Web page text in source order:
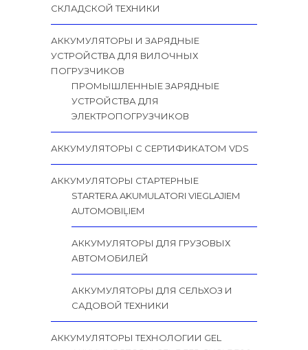
СКЛАДСКОЙ ТЕХНИКИ
АККУМУЛЯТОРЫ И ЗАРЯДНЫЕ
УСТРОЙСТВА ДЛЯ ВИЛОЧНЫХ
ПОГРУЗЧИКОВ
ПРОМЫШЛЕННЫЕ ЗАРЯДНЫЕ
УСТРОЙСТВА ДЛЯ
ЭЛЕКТРОПОГРУЗЧИКОВ
АККУМУЛЯТОРЫ С СЕРТИФИКАТОМ VDS
АККУМУЛЯТОРЫ СТАРТЕРНЫЕ
STARTERA AKUMULATORI VIEGLAJIEM
AUTOMOBIĻIEM
АККУМУЛЯТОРЫ ДЛЯ ГРУЗОВЫХ
АВТОМОБИЛЕЙ
АККУМУЛЯТОРЫ ДЛЯ СЕЛЬХОЗ И
САДОВОЙ ТЕХНИКИ
АККУМУЛЯТОРЫ ТЕХНОЛОГИИ GEL